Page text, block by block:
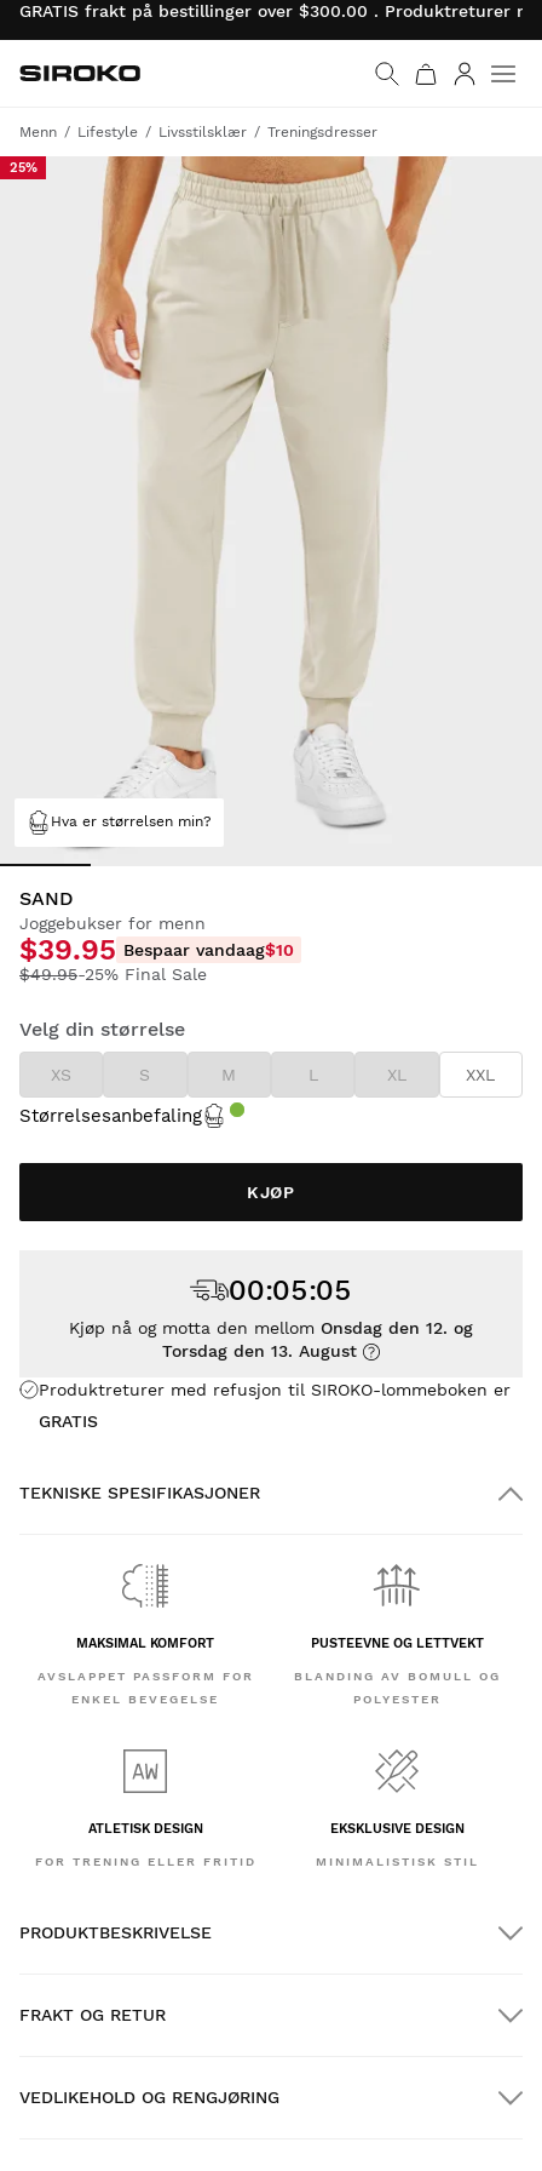
GRATIS frakt på bestillinger over $300.00 . Produktreturer
Gå til startsiden
Siroko.com
Menn Lifestyle Livsstilsklær Treningsdresser
25%
Hva er størrelsen min?
SAND
Joggebukser for menn
$39.95 Bespaar vandaag$10
$49.95-25% Final Sale
Velg din størrelse
XS S M L XL XXL
Størrelsesanbefaling
KJØP
Produktreturer med refusjon til SIROKO-lommeboken er
GRATIS
00:05:04
Kjøp nå og motta den mellom Onsdag den 12. og
Torsdag den 13. August
TEKNISKE SPESIFIKASJONER
MAKSIMAL KOMFORT
AVSLAPPET PASSFORM FOR
ENKEL BEVEGELSE
PUSTEEVNE OG LETTVEKT
BLANDING AV BOMULL OG
POLYESTER
ATLETISK DESIGN
FOR TRENING ELLER FRITID
EKSKLUSIVE DESIGN
MINIMALISTISK STIL
PRODUKTBESKRIVELSE
FRAKT OG RETUR
VEDLIKEHOLD OG RENGJØRING